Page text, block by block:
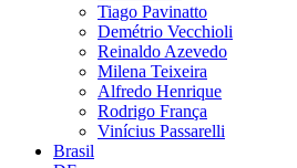
Tiago Pavinatto
Demétrio Vecchioli
Reinaldo Azevedo
Milena Teixeira
Alfredo Henrique
Rodrigo França
Vinícius Passarelli
Brasil